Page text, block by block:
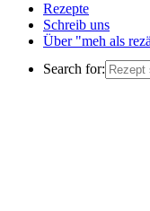
Rezepte
Schreib uns
Über "meh als
Search for: